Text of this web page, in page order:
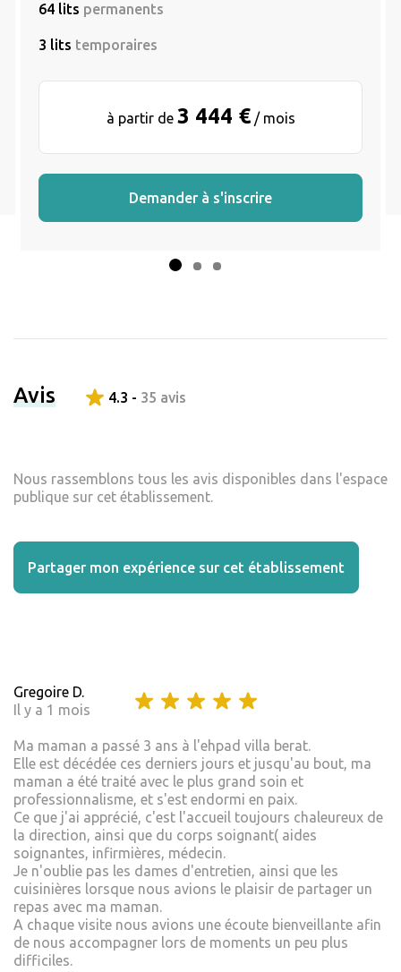
64 lits permanents
3 lits temporaires
à partir de 3 444 €/ mois
Demander à s'inscrire
Avis 4.3 - 35 avis
Nous rassemblons tous les avis disponibles dans l'espace
publique sur cet établissement.
Partager mon expérience sur cet établissement
Gregoire D.
Il y a 1 mois
Ma maman a passé 3 ans à l'ehpad villa berat.
Elle est décédée ces derniers jours et jusqu'au bout, ma
maman a été traité avec le plus grand soin et
professionnalisme, et s'est endormi en paix.
Ce que j'ai apprécié, c'est l'accueil toujours chaleureux de
la direction, ainsi que du corps soignant( aides
soignantes, infirmières, médecin.
Je n'oublie pas les dames d'entretien, ainsi que les
cuisinières lorsque nous avions le plaisir de partager un
repas avec ma maman.
A chaque visite nous avions une écoute bienveillante afin
de nous accompagner lors de moments un peu plus
difficiles.